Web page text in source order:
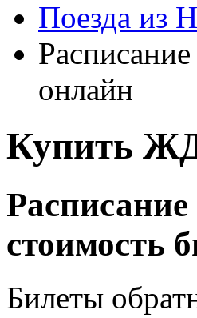
Поезда из
онлайн
Купить
стоимость
Билеты